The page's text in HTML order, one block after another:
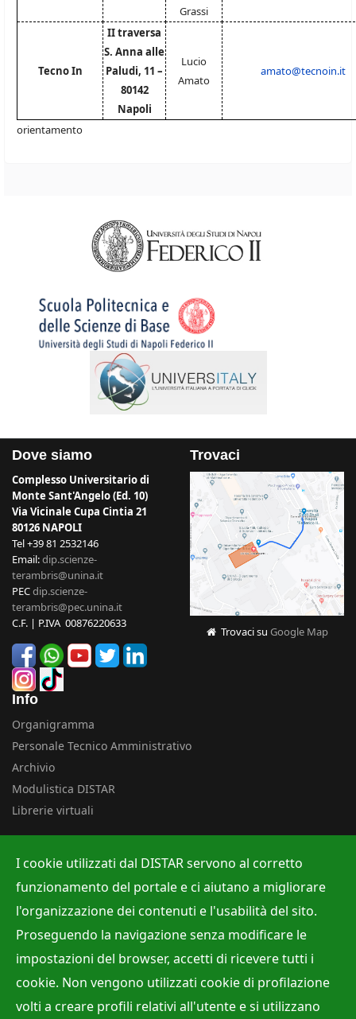
Grassi
Tecno In
II traversa
S. Anna alle
Paludi, 11 –
80142
Napoli
Lucio
Amato
amato@tecnoin.it
orientamento
Dove siamo
Complesso Universitario di
Monte Sant'Angelo (Ed. 10)
Via Vicinale Cupa Cintia 21
80126 NAPOLI
Tel +39 81 2532146
Email:dip.scienze-
terambris@unina.it
PECdip.scienze-
terambris@pec.unina.it
C.F. | P.IVA 00876220633
Trovaci
Trovaci su Google Map
Info
Organigramma
Personale Tecnico Amministrativo
Archivio
Modulistica DISTAR
Librerie virtuali
Ufficio Contabilità e Bilancio
Ufficio per la Ricerca
Ufficio per la Didattica
Site Map Privacy policy Accessibilità Cookie Policy
I cookie utilizzati dal DISTAR servono al corretto
funzionamento del portale e ci aiutano a migliorare
l'organizzazione dei contenuti e l'usabilità del sito.
Proseguendo la navigazione senza modificare le
impostazioni del browser, accetti di ricevere tutti i
cookie. Non vengono utilizzati cookie di profilazione
volti a creare profili relativi all'utente e si utilizzano